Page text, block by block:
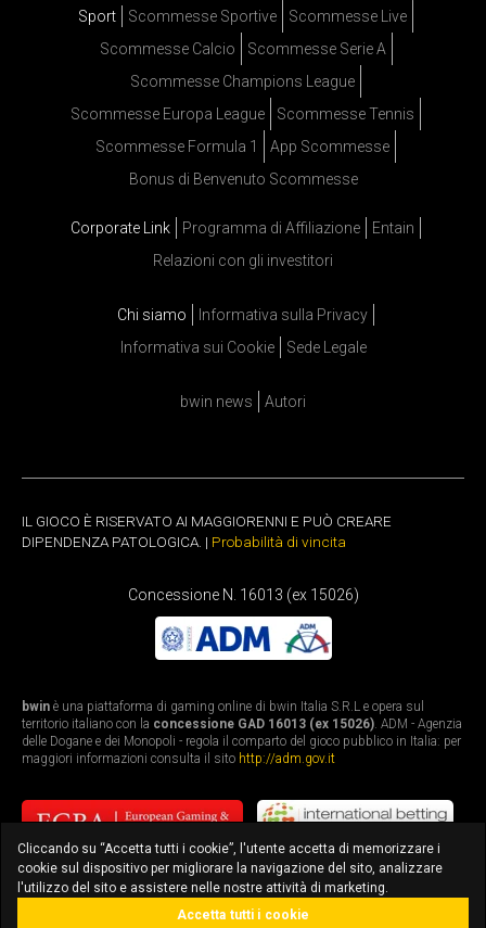
Sport Scommesse Sportive
Scommesse Live
Scommesse Calcio
Scommesse Serie A
Scommesse Champions League
Scommesse Europa League
Scommesse Tennis
Scommesse Formula 1
App Scommesse
Bonus di Benvenuto Scommesse
Corporate Link Programma di Affiliazione
Entain
Relazioni con gli investitori
Chi siamo
Informativa sulla Privacy
Informativa sui Cookie
Sede Legale
bwin news Autori
IL GIOCO È RISERVATO AI MAGGIORENNI E PUÒ CREARE
DIPENDENZA PATOLOGICA. | Probabilità di vincita
Concessione N. 16013 (ex 15026)
bwin è una piattaforma di gaming online di bwin Italia S.R.L e opera sul
territorio italiano con la concessione GAD 16013 (ex 15026). ADM - Agenzia
delle Dogane e dei Monopoli - regola il comparto del gioco pubblico in Italia: per
maggiori informazioni consulta il sito http://adm.gov.it
Cliccando su “Accetta tutti i cookie”, l'utente accetta di memorizzare i
cookie sul dispositivo per migliorare la navigazione del sito, analizzare
l'utilizzo del sito e assistere nelle nostre attività di marketing.
Accetta tutti i cookie